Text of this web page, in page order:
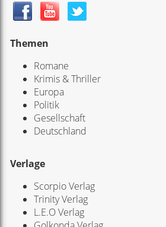
Themen
Romane
Krimis & Thriller
Europa
Politik
Gesellschaft
Deutschland
Verlage
Scorpio Verlag
Trinity Verlag
L.E.O Verlag